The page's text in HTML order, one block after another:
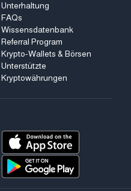
Unterhaltung
FAQs
Wissensdatenbank
Referral Program
Krypto-Wallets & Börsen
Unterstützte
Kryptowährungen